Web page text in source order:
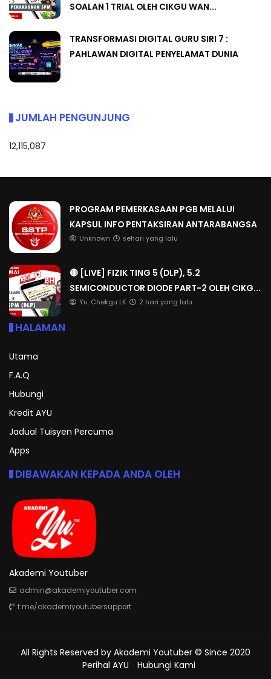
SOALAN 1 TRIAL OLEH CIKGU WAN...
TRANSFORMASI DIGITAL GURU SIRI 7 :
PAHLAWAN DIGITAL PENYELAMAT DUNIA
JUMLAH PENGUNJUNG
12,115,087
PROGRAM PEMERKASAAN PGB MELALUI
KAPSUL INFO PENTAKSIRAN ANTARABANGSA
Unknown sehari yang lalu
🔴 [LIVE] FIZIK TING 5 (DLP), 5.2
SEMICONDUCTOR DIODE PART-2 OLEH CIKG...
Yu. Chekgu LK 2 hari yang lalu
HALAMAN
Utama
F.A.Q
Hubungi
Kredit AYU
Jadual Tuisyen Percuma
Apps
DIBAWAKAN KEPADA ANDA OLEH
Akademi Youtuber
admin@akademiyoutuber.com
t.me/akademiyoutubersupport
All Rights Reserved by Akademi Youtuber © Since 2020
Perihal AYU
Hubungi Kami